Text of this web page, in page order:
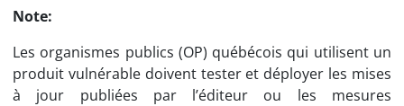
Note:
Les organismes publics (OP) québécois qui utilisent un
produit vulnérable doivent tester et déployer les mises
à jour publiées par l’éditeur ou les mesures